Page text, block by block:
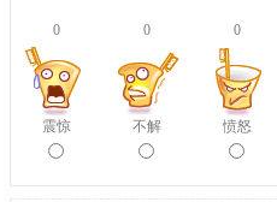
0
震惊
0
不解
0
愤怒